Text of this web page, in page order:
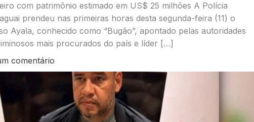
com patrimônio estimado em US$ 25 milhões A Polícia
prendeu nas primeiras horas desta segunda-feira (11) o
Ayala, conhecido como “Bugão”, apontado pelas autoridades
mais procurados do país e líder […]
comentário